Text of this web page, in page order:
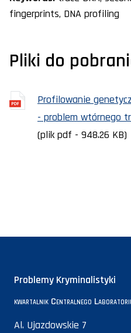
fingerprints, DNA profiling
Pliki do
Profilowanie
- problem wtórnego
(plik pdf - 948.26 KB)
Problemy Kryminalistyki
kwartalnik Centralnego
Al. Ujazdowskie 7